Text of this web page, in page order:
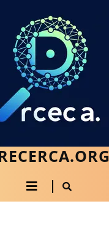
Botón